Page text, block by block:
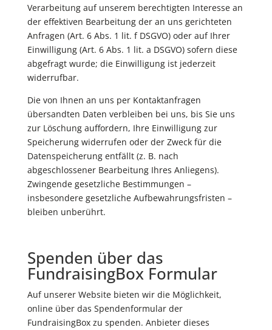
Verarbeitung auf unserem berechtigten Interesse an
der effektiven Bearbeitung der an uns gerichteten
Anfragen (Art. 6 Abs. 1 lit. f DSGVO) oder auf Ihrer
Einwilligung (Art. 6 Abs. 1 lit. a DSGVO) sofern diese
abgefragt wurde; die Einwilligung ist jederzeit
widerrufbar.
Die von Ihnen an uns per Kontaktanfragen
übersandten Daten verbleiben bei uns, bis Sie uns
zur Löschung auffordern, Ihre Einwilligung zur
Speicherung widerrufen oder der Zweck für die
Datenspeicherung entfällt (z. B. nach
abgeschlossener Bearbeitung Ihres Anliegens).
Zwingende gesetzliche Bestimmungen –
insbesondere gesetzliche Aufbewahrungsfristen –
bleiben unberührt.
Spenden über das
FundraisingBox Formular
Auf unserer Website bieten wir die Möglichkeit,
online über das Spendenformular der
FundraisingBox zu spenden. Anbieter dieses